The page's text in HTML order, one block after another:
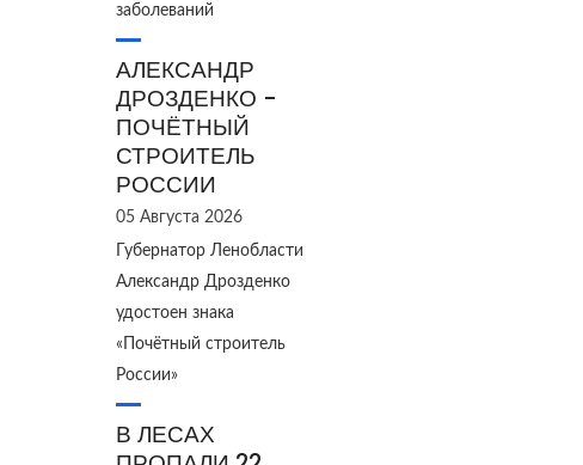
заболеваний
АЛЕКСАНДР
ДРОЗДЕНКО -
ПОЧЁТНЫЙ
СТРОИТЕЛЬ
РОССИИ
05 Августа 2026
Губернатор Ленобласти
Александр Дрозденко
удостоен знака
«Почётный строитель
России»
В ЛЕСАХ